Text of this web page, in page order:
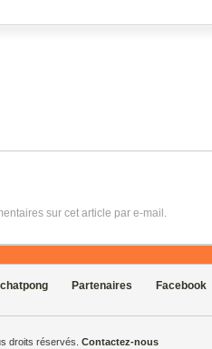
sur cet article par e-mail.
Partenaires Facebook
droits réservés. Contactez-nous